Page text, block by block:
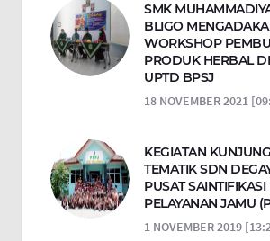
SMK
BLIGO
WORKSHOP
PRODUK HERBAL
UPTD BPSJ
18 NOVEMBER 2021
KEGIATAN
TEMATIK SDN
PUSAT
PELAYANAN JAMU
1 NOVEMBER 2019